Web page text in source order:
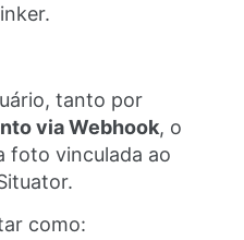
tanto por
via Webhook, o
foto vinculada ao
como: